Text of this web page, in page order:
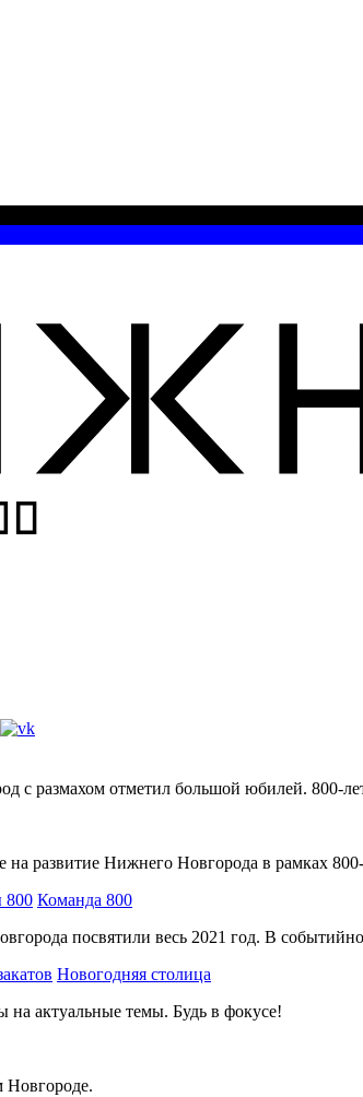
с размахом отметил большой юбилей. 800-
развитие Нижнего Новгорода в рамках
800 Команда 800
посвятили весь 2021 год. В
Новогодняя столица
актуальные темы. Будь в фокусе!